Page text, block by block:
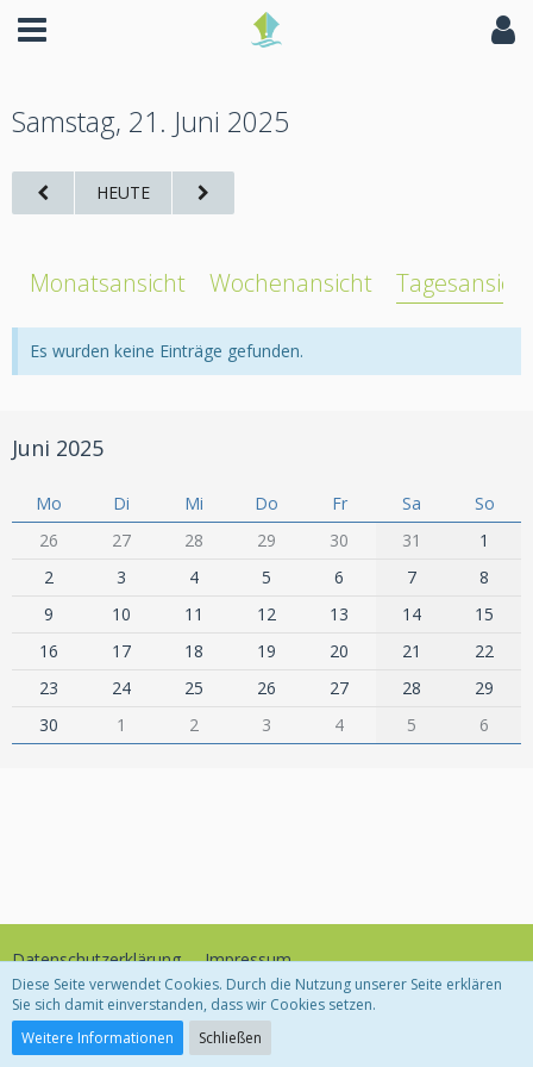
Samstag, 21. Juni 2025
HEUTE
Monatsansicht Wochenansicht Tagesansicht
Es wurden keine Einträge gefunden.
Juni 2025
Mo Di Mi Do Fr Sa
So
26
27 28 29 30 31
1
2
3 4 5 6 7
8
9
10 11 12 13 14
15
16
17 18 19 20 21
22
23
24 25 26 27 28
29
30
1 2 3 4 5 6
Datenschutzerklärung Impressum
Community-Software:
Diese Seite verwendet Cookies. Durch die Nutzung unserer Seite erklären
Sie sich damit einverstanden, dass wir Cookies setzen.
Weitere Informationen
Schließen